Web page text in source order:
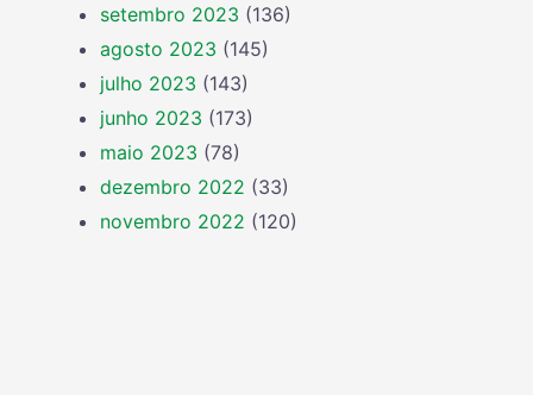
setembro 2023 (136)
agosto 2023 (145)
julho 2023 (143)
junho 2023 (173)
maio 2023 (78)
dezembro 2022 (33)
novembro 2022 (120)